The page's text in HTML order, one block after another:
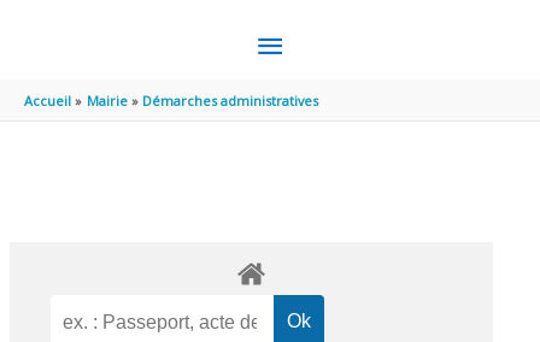
MENU
PRINCIPAL
Accueil Mairie Démarches administratives